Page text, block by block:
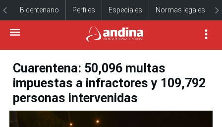
Bicentenario Perfiles Especiales Normas legales
Cuarentena: 50,096 multas
impuestas a infractores y 109,792
personas intervenidas